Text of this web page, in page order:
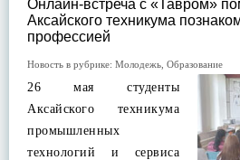
Онлайн-встреча с «Тавром»
Аксайского техникума
профессией
Новость в рубрике: Молодежь Образование
26 мая студенты
Аксайского техникума
промышленных
технологий и сервиса